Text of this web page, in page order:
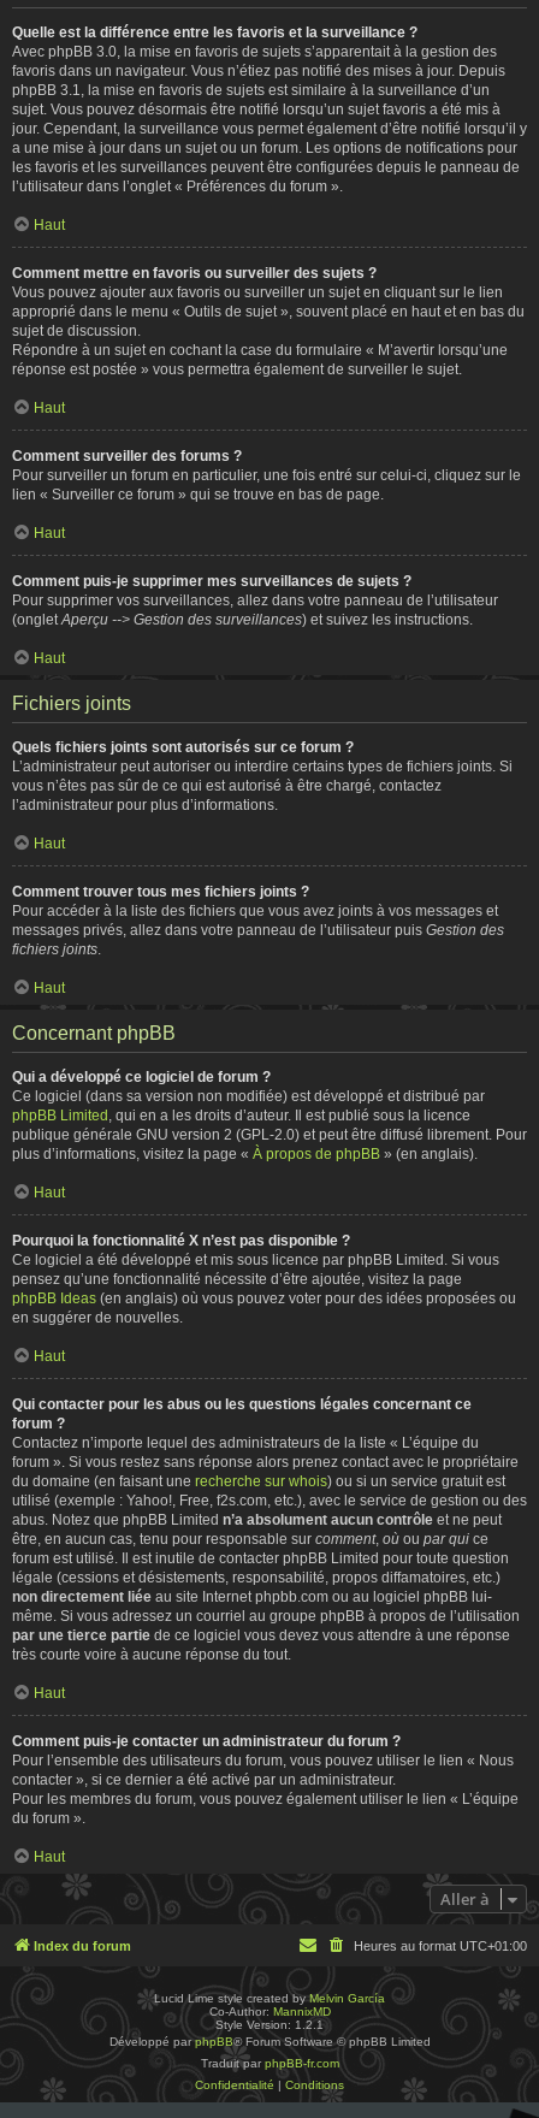
Quelle est la différence entre les favoris et la surveillance ?
Avec phpBB 3.0, la mise en favoris de sujets s’apparentait à la gestion des
favoris dans un navigateur. Vous n’étiez pas notifié des mises à jour. Depuis
phpBB 3.1, la mise en favoris de sujets est similaire à la surveillance d’un
sujet. Vous pouvez désormais être notifié lorsqu’un sujet favoris a été mis à
jour. Cependant, la surveillance vous permet également d’être notifié lorsqu’il y
a une mise à jour dans un sujet ou un forum. Les options de notifications pour
les favoris et les surveillances peuvent être configurées depuis le panneau de
l’utilisateur dans l’onglet « Préférences du forum ».
Haut
Comment mettre en favoris ou surveiller des sujets ?
Vous pouvez ajouter aux favoris ou surveiller un sujet en cliquant sur le lien
approprié dans le menu « Outils de sujet », souvent placé en haut et en bas du
sujet de discussion.
Répondre à un sujet en cochant la case du formulaire « M’avertir lorsqu’une
réponse est postée » vous permettra également de surveiller le sujet.
Haut
Comment surveiller des forums ?
Pour surveiller un forum en particulier, une fois entré sur celui-ci, cliquez sur le
lien « Surveiller ce forum » qui se trouve en bas de page.
Haut
Comment puis-je supprimer mes surveillances de sujets ?
Pour supprimer vos surveillances, allez dans votre panneau de l’utilisateur
(onglet Aperçu --> Gestion des surveillances) et suivez les instructions.
Haut
Fichiers joints
Quels fichiers joints sont autorisés sur ce forum ?
L’administrateur peut autoriser ou interdire certains types de fichiers joints. Si
vous n’êtes pas sûr de ce qui est autorisé à être chargé, contactez
l’administrateur pour plus d’informations.
Haut
Comment trouver tous mes fichiers joints ?
Pour accéder à la liste des fichiers que vous avez joints à vos messages et
messages privés, allez dans votre panneau de l’utilisateur puis Gestion des
fichiers joints
Haut
Concernant phpBB
Qui a développé ce logiciel de forum ?
Ce logiciel (dans sa version non modifiée) est développé et distribué par
phpBB Limited , qui en a les droits d’auteur. Il est publié sous la licence
publique générale GNU version 2 (GPL-2.0) et peut être diffusé librement. Pour
plus d’informations, visitez la page « À propos de phpBB » (en anglais).
Haut
Pourquoi la fonctionnalité X n’est pas disponible ?
Ce logiciel a été développé et mis sous licence par phpBB Limited. Si vous
pensez qu’une fonctionnalité nécessite d’être ajoutée, visitez la page
phpBB Ideas (en anglais) où vous pouvez voter pour des idées proposées ou
en suggérer de nouvelles.
Haut
Qui contacter pour les abus ou les questions légales concernant ce
forum ?
Contactez n’importe lequel des administrateurs de la liste « L’équipe du
forum ». Si vous restez sans réponse alors prenez contact avec le propriétaire
du domaine (en faisant une recherche sur whois) ou si un service gratuit est
utilisé (exemple : Yahoo!, Free, f2s.com, etc.), avec le service de gestion ou des
abus. Notez que phpBB Limited n’a absolument aucun contrôle et ne peut
être, en aucun cas, tenu pour responsable sur comment, où ou par qui ce
forum est utilisé. Il est inutile de contacter phpBB Limited pour toute question
légale (cessions et désistements, responsabilité, propos diffamatoires, etc.)
non directement liée au site Internet phpbb.com ou au logiciel phpBB lui-
même. Si vous adressez un courriel au groupe phpBB à propos de l’utilisation
par une tierce partie de ce logiciel vous devez vous attendre à une réponse
très courte voire à aucune réponse du tout.
Haut
Comment puis-je contacter un administrateur du forum ?
Pour l’ensemble des utilisateurs du forum, vous pouvez utiliser le lien « Nous
contacter », si ce dernier a été activé par un administrateur.
Pour les membres du forum, vous pouvez également utiliser le lien « L’équipe
du forum ».
Haut
Aller à
Index du forum Heures au format UTC+01:00
Lucid Lime style created byMelvin García
Co-Author: MannixMD
Style Version: 1.2.1
Développé parphpBB® Forum Software © phpBB Limited
Traduit par phpBB-fr.com
Confidentialité | Conditions